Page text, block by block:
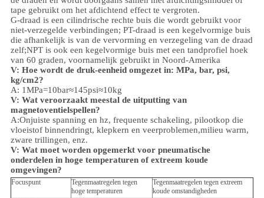
tape gebruikt om het afdichtend effect te vergroten.
G-draad is een cilindrische rechte buis die wordt gebruikt voor
niet-verzegelde verbindingen; PT-draad is een kegelvormige buis
die afhankelijk is van de vervorming en verzegeling van de draad
zelf;NPT is ook een kegelvormige buis met een tandprofiel hoek
van 60 graden, voornamelijk gebruikt in Noord-Amerika
V: Hoe wordt de druk-eenheid omgezet in: MPa, bar, psi,
kg/cm2?
A: 1MPa=10bar≈145psi≈10kg
V: Wat veroorzaakt meestal de uitputting van
magnetoventielspellen?
A:Onjuiste spanning en hz, frequente schakeling, pilootkop die
vloeistof binnendringt, klepkern en veerproblemen,milieu warm,
zware trillingen, enz.
V: Wat moet worden opgemerkt voor pneumatische
onderdelen in hoge temperaturen of extreem koude
omgevingen?
Focuspunt
Tegenmaatregelen tegen
hoge temperaturen
Tegenmaatregelen tegen extreem
koude omstandigheden